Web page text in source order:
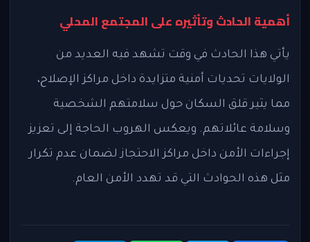
أهمية الحادث وتأثيره على المجتمع المحلي
يأتي هذا الحادث في وقت تشهد فيه العديد من
الولايات تحديات أمنية متزايدة داخل مراكز الإصلاح،
مما يثير قلق السكان حول سلامتهم الشخصية
وسلامة عائلاتهم. ويعكس الهروب الحاجة إلى تعزيز
إجراءات الأمن داخل مراكز الاحتجاز لضمان عدم تكرار
مثل هذه الحوادث التي قد تهدد الأمن العام.